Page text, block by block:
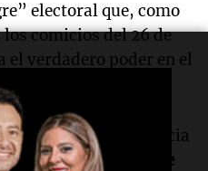
electoral que, como
comicios del 26 de
el verdadero poder en el
la de la provincia
más de 50 días de